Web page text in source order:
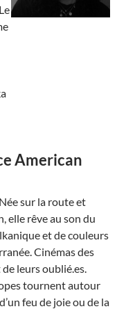
American
sur la route et
elle rêve au son du
et de couleurs
Cinémas des
leurs oublié.es.
tournent autour
feu de joie ou de la